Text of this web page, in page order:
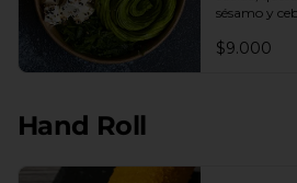
sésamo y
$9.000
Hand Roll